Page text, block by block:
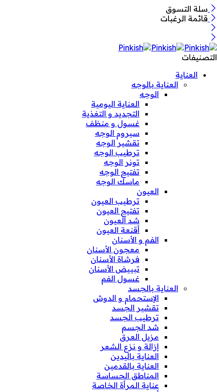
سلة التسوق
قائمة الرغبات
التصنيفات
العناية
العناية بالوجه
الوجه
العناية اليومية
التجديد و التغذية
غسول و منظف
سيروم الوجه
تقشير الوجه
ترطيب الوجه
تونر الوجه
تفتيح الوجه
ماسك الوجه
العيون
ترطيب العيون
تفتيح العيون
شد العيون
أقنعة العيون
الفم و الأسنان
معجون الأسنان
فرشاة الأسنان
تبييض الأسنان
غسول الفم
العناية بالجسد
الإستحمام و الدوش
تقشير الجسد
ترطيب الجسد
شد الجسم
مزيل العرق
إزالة و نزع الشعر
العناية باليدين
العناية بالقدمين
المناطق الحساسة
عناية المرأة الخاصة